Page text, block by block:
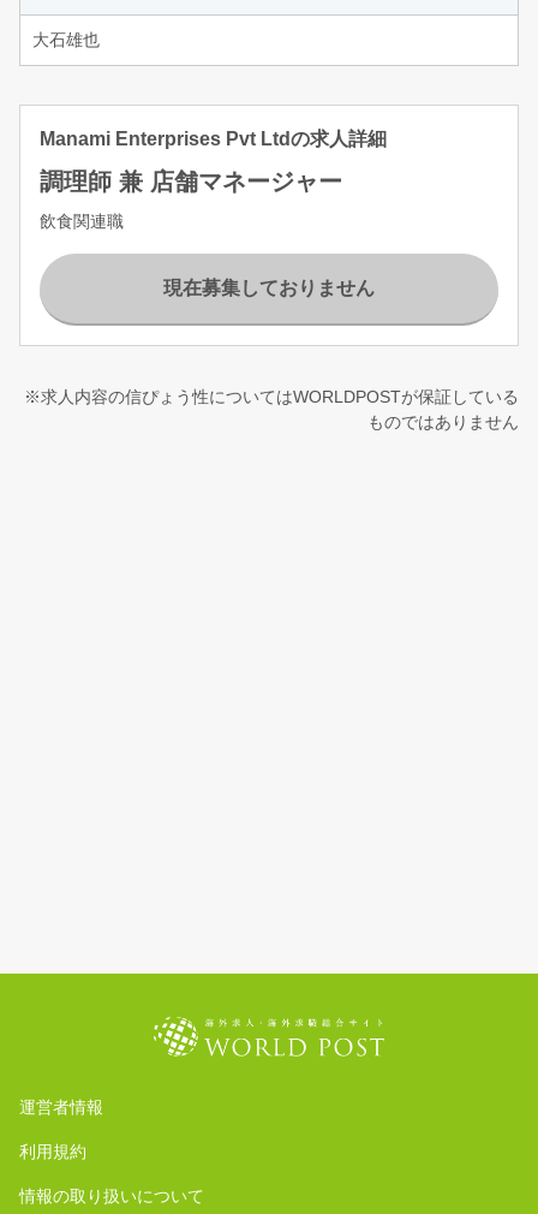
大石雄也
Manami Enterprises Pvt Ltdの求人詳細
調理師 兼 店舗マネージャー
飲食関連職
現在募集しておりません
※求人内容の信ぴょう性についてはWORLDPOSTが保証している
ものではありません
運営者情報
利用規約
情報の取り扱いについて